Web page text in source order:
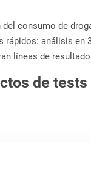
consumo de
rápidos: análisis en
líneas de
de